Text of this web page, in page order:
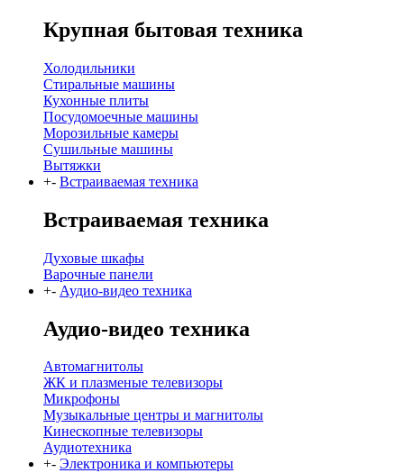
Крупная бытовая техника
Холодильники
Стиральные машины
Кухонные плиты
Посудомоечные машины
Морозильные камеры
Сушильные машины
Вытяжки
+- Встраиваемая техника
Встраиваемая техника
Духовые шкафы
Варочные панели
+- Аудио-видео техника
Аудио-видео техника
Автомагнитолы
ЖК и плазменые телевизоры
Микрофоны
Музыкальные центры и магнитолы
Кинескопные телевизоры
Аудиотехника
+- Электроника и компьютеры